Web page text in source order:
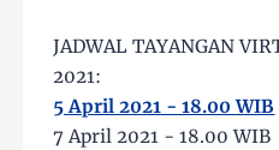
JADWAL TAYANGAN
2021:
5 April 2021 - 18.00 WIB
7 April 2021 - 18.00 WIB